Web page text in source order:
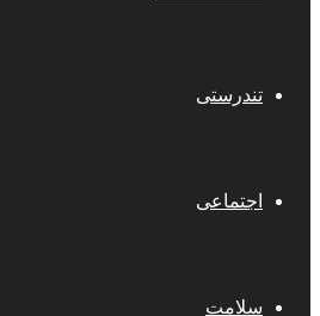
تندرستی
اجتماعی
سلامت